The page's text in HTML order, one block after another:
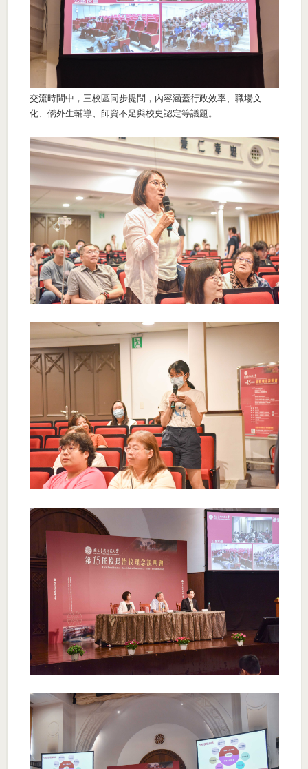
交流時間中，三校區同步提問，內容涵蓋行政效率、職場文
化、僑外生輔導、師資不足與校史認定等議題。